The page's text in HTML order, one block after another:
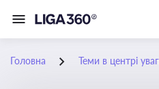
Головна Теми в центрі